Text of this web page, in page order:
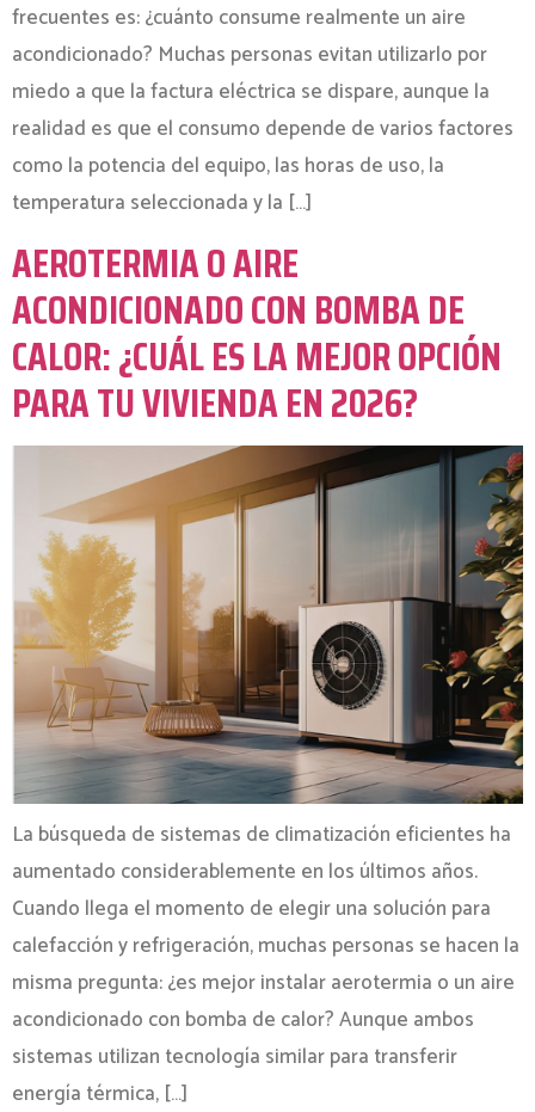
frecuentes es: ¿cuánto consume realmente un aire
acondicionado? Muchas personas evitan utilizarlo por
miedo a que la factura eléctrica se dispare, aunque la
realidad es que el consumo depende de varios factores
como la potencia del equipo, las horas de uso, la
temperatura seleccionada y la […]
AEROTERMIA O AIRE
ACONDICIONADO CON BOMBA DE
CALOR: ¿CUÁL ES LA MEJOR OPCIÓN
PARA TU VIVIENDA EN 2026?
La búsqueda de sistemas de climatización eficientes ha
aumentado considerablemente en los últimos años.
Cuando llega el momento de elegir una solución para
calefacción y refrigeración, muchas personas se hacen la
misma pregunta: ¿es mejor instalar aerotermia o un aire
acondicionado con bomba de calor? Aunque ambos
sistemas utilizan tecnología similar para transferir
energía térmica, […]